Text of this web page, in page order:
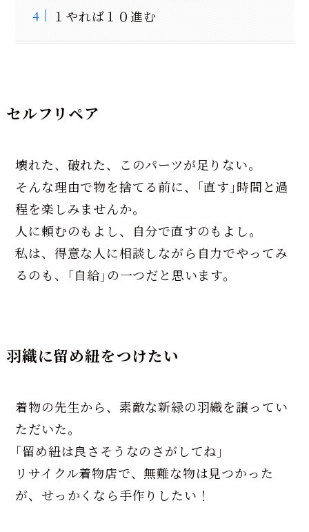
１やれば１０進む
セルフリペア
壊れた、破れた、このパーツが足りない。
そんな理由で物を捨てる前に、｢直す｣時間と過
程を楽しみませんか。
人に頼むのもよし、自分で直すのもよし。
私は、得意な人に相談しながら自力でやってみ
るのも、｢自給｣の一つだと思います。
羽織に留め紐をつけたい
着物の先生から、素敵な新緑の羽織を譲ってい
ただいた。
｢留め紐は良さそうなのさがしてね｣
リサイクル着物店で、無難な物は見つかった
が、せっかくなら手作りしたい！